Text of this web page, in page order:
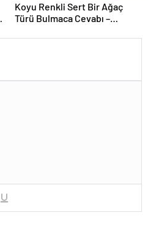
Koyu Renkli Sert Bir Ağaç
Türü Bulmaca Cevabı –
Bir Ağaç Türü